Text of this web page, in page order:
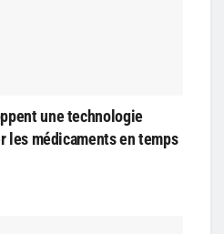
une technologie
les médicaments en temps